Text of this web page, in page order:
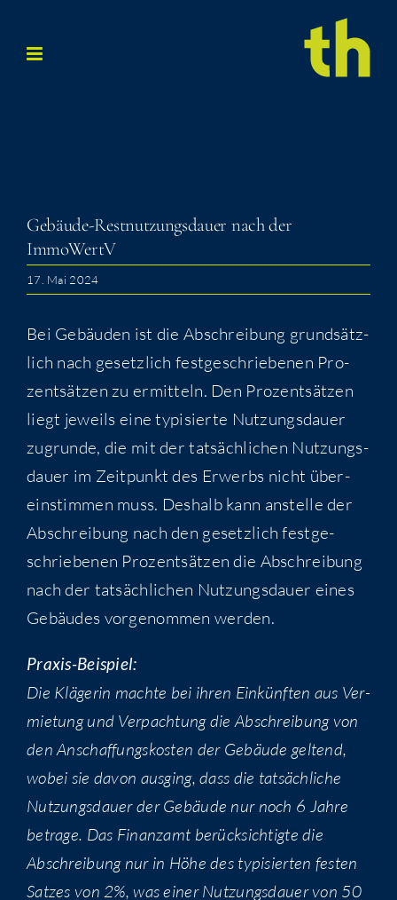
Inhalt
Gebäu­de-Rest­nut­zungs­dau­er nach der
ImmoWertV
17. Mai 2024
Bei Gebäu­den ist die Abschrei­bung grund­sätz­
lich nach gesetz­lich fest­ge­schrie­be­nen Pro­
zent­sät­zen zu ermit­teln. Den Pro­zent­sät­zen
liegt jeweils eine typi­sier­te Nut­zungs­dau­er
zugrun­de, die mit der tat­säch­li­chen Nut­zungs­
dau­er im Zeit­punkt des Erwerbs nicht über­
ein­stim­men muss. Des­halb kann anstel­le der
Abschrei­bung nach den gesetz­lich fest­ge­
schrie­be­nen Pro­zent­sät­zen die Abschrei­bung
nach der tat­säch­li­chen Nut­zungs­dau­er eines
Gebäu­des vor­ge­nom­men werden.
Pra­xis-Bei­spiel:
Die Klä­ge­rin mach­te bei ihren Ein­künf­ten aus Ver­
mie­tung und Ver­pach­tung die Abschrei­bung von
den Anschaf­fungs­kos­ten der Gebäu­de gel­tend,
wobei sie davon aus­ging, dass die tat­säch­li­che
Nut­zungs­dau­er der Gebäu­de nur noch 6 Jah­re
betra­ge. Das Finanz­amt berück­sich­tig­te die
Abschrei­bung nur in Höhe des typi­sier­ten fes­ten
Sat­zes von 2%, was einer Nut­zungs­dau­er von 50